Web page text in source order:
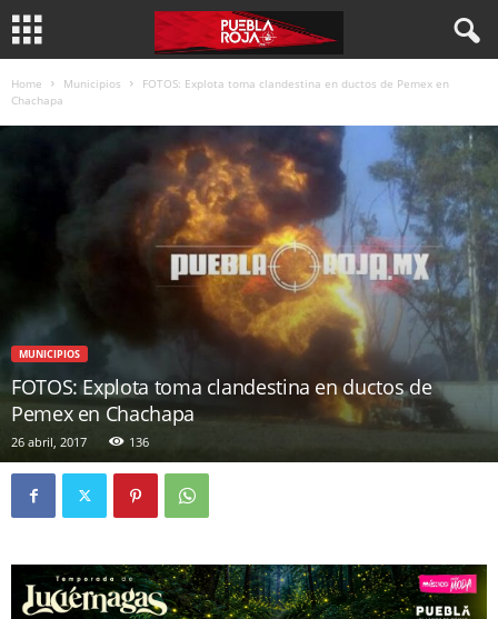
Home Municipios
FOTOS: Explota toma clandestina en ductos de Pemex en
Chachapa
MUNICIPIOS
FOTOS: Explota toma clandestina en ductos de
Pemex en Chachapa
26 abril, 2017 136